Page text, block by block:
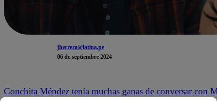
jherrera@latina.pe
06 de septiembre 2024
Conchita Méndez tenía muchas ganas de conversar con